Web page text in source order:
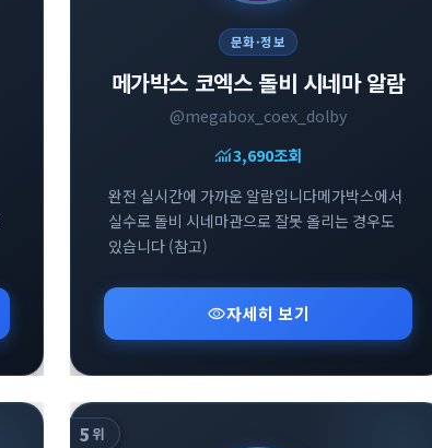
문화·정보
메가박스 코엑스 돌비 시네마 알람
@megabox_coex_dolby
monitoring3,690조회
완전 실시간에 가까운 알람입니다메가박스에서
실수로 돌비 시네마관으로 잘못 올리는 경우도
있습니다 (참고)
visibility자세히 보기
5 위